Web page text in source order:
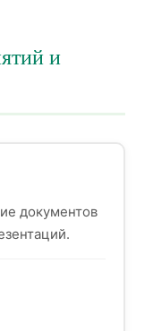
и
документов